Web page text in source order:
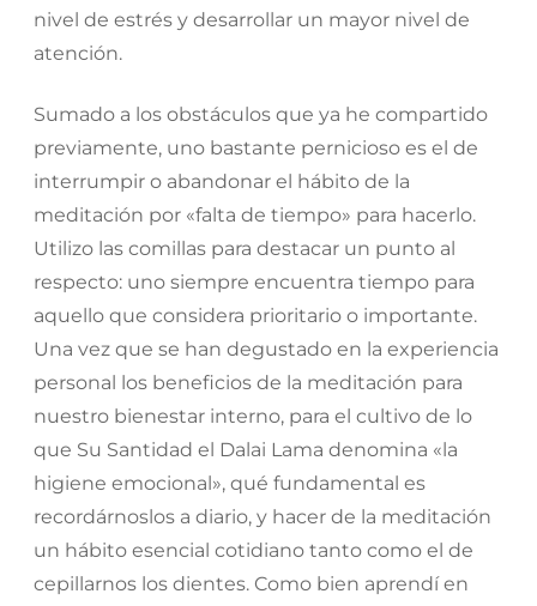
nivel de estrés y desarrollar un mayor nivel de
atención.
Sumado a los obstáculos que ya he compartido
previamente, uno bastante pernicioso es el de
interrumpir o abandonar el hábito de la
meditación por «falta de tiempo» para hacerlo.
Utilizo las comillas para destacar un punto al
respecto: uno siempre encuentra tiempo para
aquello que considera prioritario o importante.
Una vez que se han degustado en la experiencia
personal los beneficios de la meditación para
nuestro bienestar interno, para el cultivo de lo
que Su Santidad el Dalai Lama denomina «la
higiene emocional», qué fundamental es
recordárnoslos a diario, y hacer de la meditación
un hábito esencial cotidiano tanto como el de
cepillarnos los dientes. Como bien aprendí en